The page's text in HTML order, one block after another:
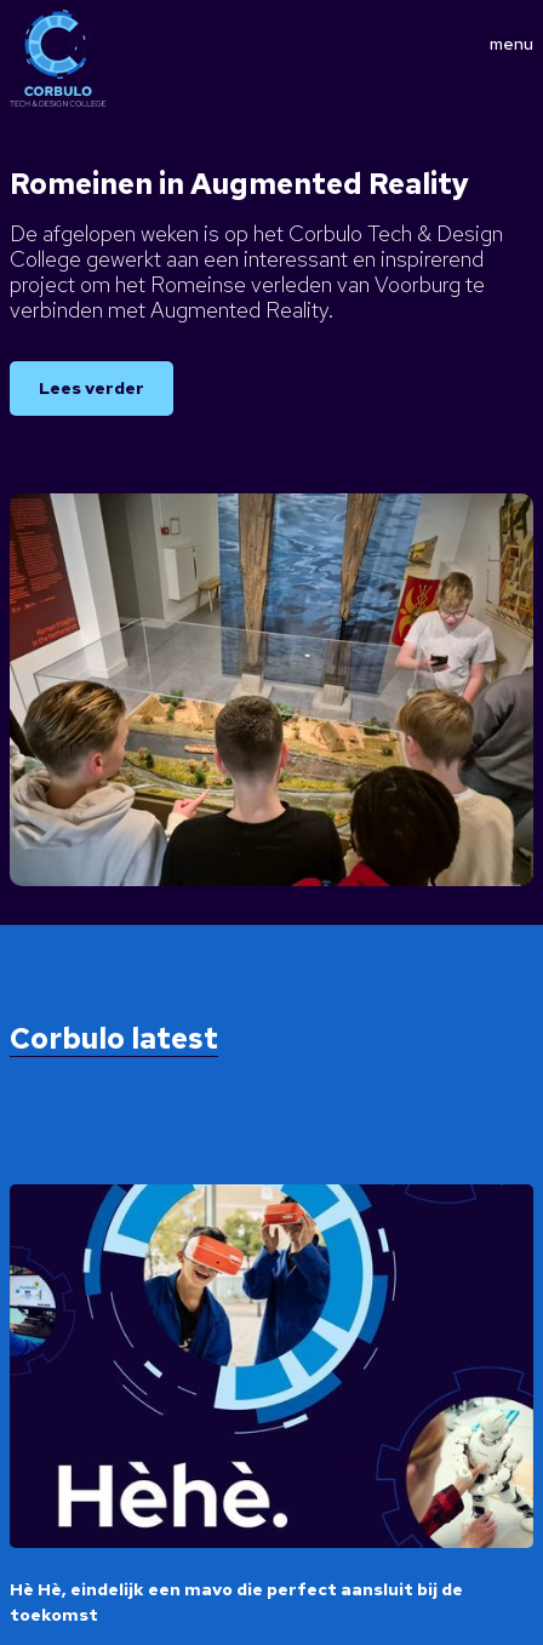
menu
Romeinen in Augmented Reality
De afgelopen weken is op het Corbulo Tech & Design
College gewerkt aan een interessant en inspirerend
project om het Romeinse verleden van Voorburg te
verbinden met Augmented Reality.
Lees verder
Corbulo latest
Hè Hè, eindelijk een mavo die perfect aansluit bij de
toekomst